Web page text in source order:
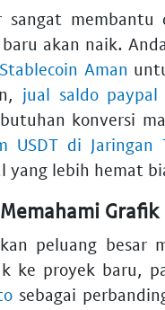
sangat
akan naik.
Aman
jual saldo paypal
konversi
USDT di Jaringan
yang lebih hemat
Grafik
peluang besar
ke proyek baru,
sebagai